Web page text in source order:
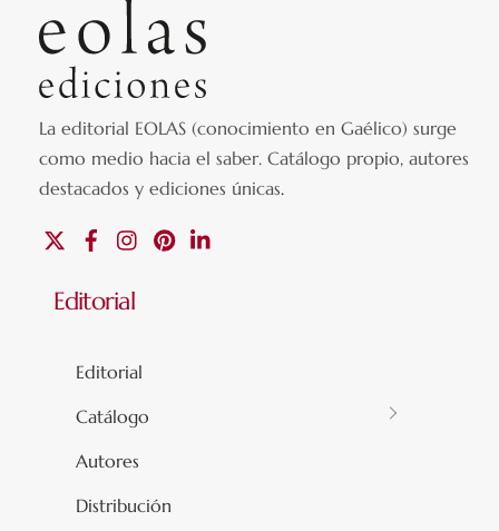
La editorial EOLAS (conocimiento en Gaélico) surge
como medio hacia el saber.Catálogo propio, autores
destacados y ediciones únicas.
FacebookInstagramPinterest
Editorial
Editorial
Catálogo
Autores
Distribución